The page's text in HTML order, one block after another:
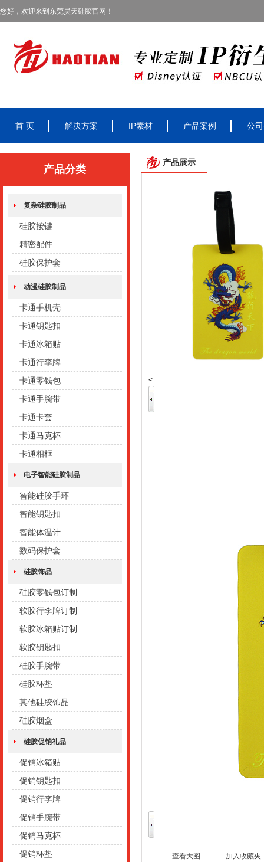
您好，欢迎来到东莞昊天硅胶官网！
首 页 解决方案 IP素材 产品案例 公
产品分类
复杂硅胶制品
硅胶按键
精密配件
硅胶保护套
动漫硅胶制品
卡通手机壳
卡通钥匙扣
卡通冰箱贴
卡通行李牌
卡通零钱包
卡通手腕带
卡通卡套
卡通马克杯
卡通相框
电子智能硅胶制品
智能硅胶手环
智能钥匙扣
智能体温计
数码保护套
硅胶饰品
硅胶零钱包订制
软胶行李牌订制
软胶冰箱贴订制
软胶钥匙扣
硅胶手腕带
硅胶杯垫
其他硅胶饰品
硅胶烟盒
硅胶促销礼品
促销冰箱贴
促销钥匙扣
促销行李牌
促销手腕带
促销马克杯
促销杯垫
产品展示
<
查看大图 加入收藏夹